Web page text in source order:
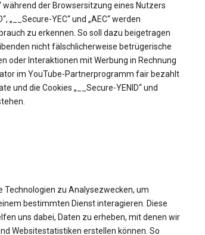
während der Browsersitzung eines Nutzers
„__Secure-YEC“ und „AEC“ werden
zu erkennen. So soll dazu beigetragen
nicht fälschlicherweise betrügerische
oder Interaktionen mit Werbung in Rechnung
im YouTube-Partnerprogramm fair bezahlt
und die Cookies „__Secure-YENID“ und
Technologien zu Analysezwecken, um
bestimmten Dienst interagieren. Diese
uns dabei, Daten zu erheben, mit denen wir
Websitestatistiken erstellen können. So